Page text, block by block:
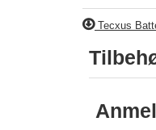
Tecxus